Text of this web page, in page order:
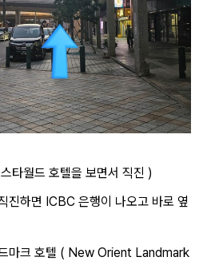
타월드 호텔을 보면서 직진 )
진하면 ICBC 은행이 나오고 바로 옆
마크 호텔 ( New Orient Landmark